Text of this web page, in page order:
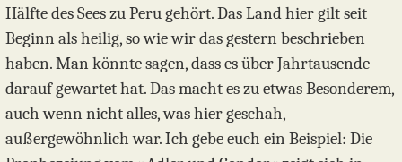
Hälfte des Sees zu Peru gehört. Das Land hier gilt seit
Beginn als heilig, so wie wir das gestern beschrieben
haben. Man könnte sagen, dass es über Jahrtausende
darauf gewartet hat. Das macht es zu etwas Besonderem,
auch wenn nicht alles, was hier geschah,
außergewöhnlich war. Ich gebe euch ein Beispiel: Die